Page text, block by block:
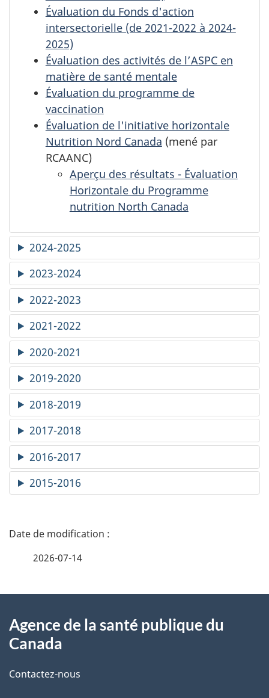
Évaluation du Fonds d'action
intersectorielle (de 2021-2022 à 2024-
2025)
Évaluation des activités de l’ASPC en
matière de santé mentale
Évaluation du programme de
vaccination
Évaluation de l'initiative horizontale
Nutrition Nord Canada (mené par
RCAANC)
Aperçu des résultats - Évaluation
Horizontale du Programme
nutrition North Canada
2024-2025
2023-2024
2022-2023
2021-2022
2020-2021
2019-2020
2018-2019
2017-2018
2016-2017
2015-2016
D
i
s
2026-07-14
propos
de
ce
Agence de la santé publique du
Canada
Contactez-nous